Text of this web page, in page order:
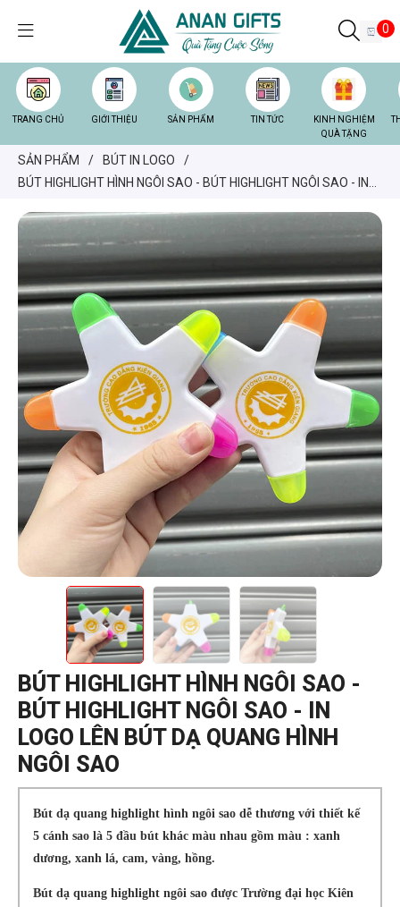
0
TRANG CHỦ GIỚI THIỆU SẢN PHẨM TIN TỨC
KINH NGHIỆM
QUÀ TẶNG
SẢN PHẨM / BÚT IN LOGO
/
BÚT HIGHLIGHT HÌNH NGÔI SAO - BÚT HIGHLIGHT NGÔI SAO - IN
BÚT HIGHLIGHT HÌNH NGÔI SAO -
BÚT HIGHLIGHT NGÔI SAO - IN
LOGO LÊN BÚT DẠ QUANG HÌNH
NGÔI SAO
Bút dạ quang highlight hình ngôi sao dễ thương với thiết kế
5 cánh sao là 5 đầu bút khác màu nhau gồm màu : xanh
dương, xanh lá, cam, vàng, hồng.
Bút dạ quang highlight ngôi sao được Trường đại học Kiên